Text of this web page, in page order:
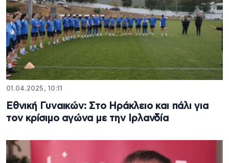
01.04.2025, 10:11
Εθνική Γυναικών: Στο Ηράκλειο και πάλι για
τον κρίσιμο αγώνα με την Ιρλανδία